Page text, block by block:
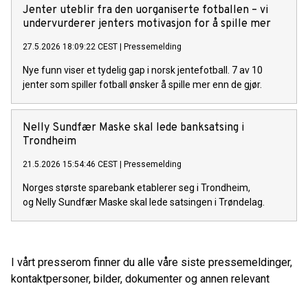
Jenter uteblir fra den uorganiserte fotballen – vi
undervurderer jenters motivasjon for å spille mer
27.5.2026 18:09:22 CEST | Pressemelding
Nye funn viser et tydelig gap i norsk jentefotball. 7 av 10
jenter som spiller fotball ønsker å spille mer enn de gjør.
Nelly Sundfær Maske skal lede banksatsing i
Trondheim
21.5.2026 15:54:46 CEST | Pressemelding
Norges største sparebank etablerer seg i Trondheim,
og Nelly Sundfær Maske skal lede satsingen i Trøndelag.
I vårt presserom finner du alle våre siste pressemeldinger,
kontaktpersoner, bilder, dokumenter og annen relevant